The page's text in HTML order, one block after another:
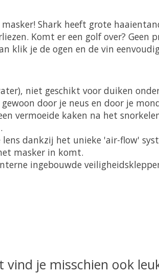
Shark heeft grote
Komt er een golf over? Geen
klik je de ogen en de vin
niet geschikt voor duiken
door je neus en door je
vermoeide kaken na het
dankzij het unieke 'air-flow'
masker in komt.
ingebouwde
vind je misschien ook